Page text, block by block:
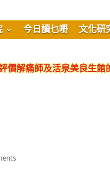
今日讀乜嘢 文化研
師及活泉美良生館的不良